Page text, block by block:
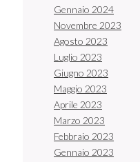
Gennaio 2024
Novembre 2023
Agosto 2023
Luglio 2023
Giugno 2023
Maggio 2023
Aprile 2023
Marzo 2023
Febbraio 2023
Gennaio 2023